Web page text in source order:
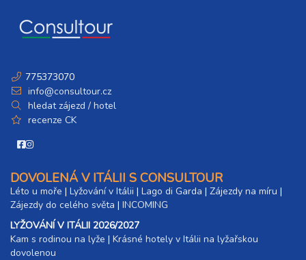
březen 2027
sobota - sobota
13 600 Kč
13.03. - 20.03.27
20.03. - 27.03.27
sobota - sobota
8 dní (7 nocí)
13 600 Kč
27.03. - 03.04.27
sobota - sobota
8 dní (7 nocí)
775373070
info@consultour.cz
hledat zájezd / hotel
recenze CK
DOVOLENÁ V ITÁLII S CONSULTOUR
Léto u moře | Lyžování v Itálii | Lago di Garda | Zájezdy na míru |
Zájezdy do celého světa | INCOMING
LYŽOVÁNÍ V ITÁLII 2026/2027
Kam s rodinou na lyže |​ Krásné hotely v Itálii na lyžařskou
dovolenou